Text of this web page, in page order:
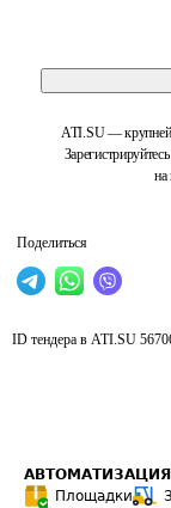
ATI.SU —
на
Поделиться
ID тендера в ATI.SU
Площадки